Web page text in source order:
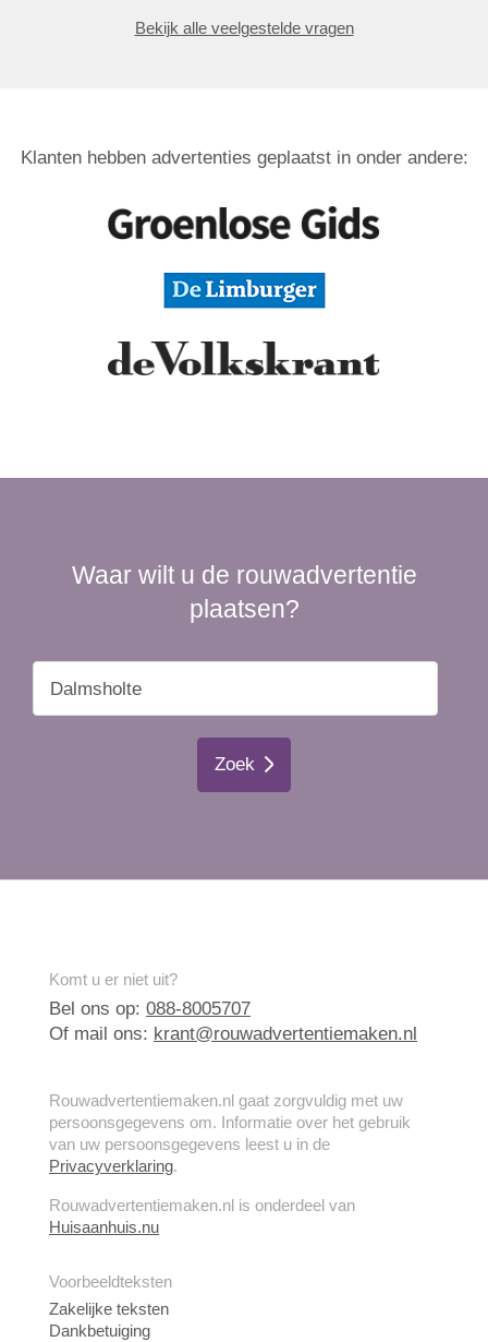
Bekijk alle veelgestelde vragen
Klanten hebben advertenties geplaatst in onder andere:
Waar wilt u de rouwadvertentie
plaatsen?
Zoek
Komt u er niet uit?
Bel ons op: 088-8005707
Of mail ons: krant@rouwadvertentiemaken.nl
Rouwadvertentiemaken.nl gaat zorgvuldig met uw
persoonsgegevens om. Informatie over het gebruik
van uw persoonsgegevens leest u in de
Privacyverklaring.
Rouwadvertentiemaken.nl is onderdeel van
Huisaanhuis.nu
Voorbeeldteksten
Zakelijke teksten
Dankbetuiging